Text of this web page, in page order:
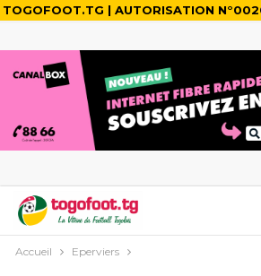
TOGOFOOT.TG | AUTORISATION
Accueil Eperviers